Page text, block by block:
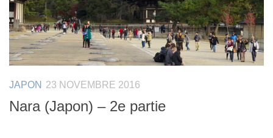
JAPON 23 NOVEMBRE 2016
Nara (Japon) – 2e partie